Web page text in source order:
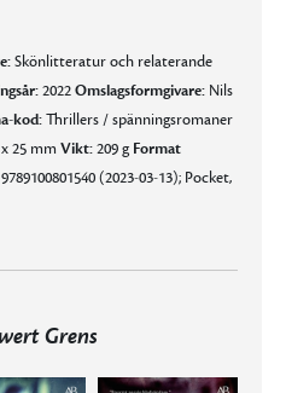
Skönlitteratur och relaterande
2022Omslagsformgivare: Nils
kod:Thrillers / spänningsromaner
x 25 mmVikt:209 g Format
(2023-03-13); Pocket,
Grens